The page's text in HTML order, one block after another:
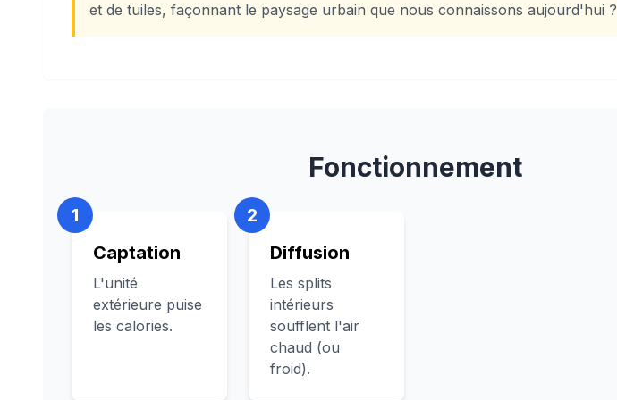
et de tuiles, façonnant le paysage urbain que nous connaissons aujourd'hui ?
Fonctionnement
1
Captation
L'unité
extérieure puise
les calories.
2
Diffusion
Les splits
intérieurs
soufflent l'air
chaud (ou
froid).